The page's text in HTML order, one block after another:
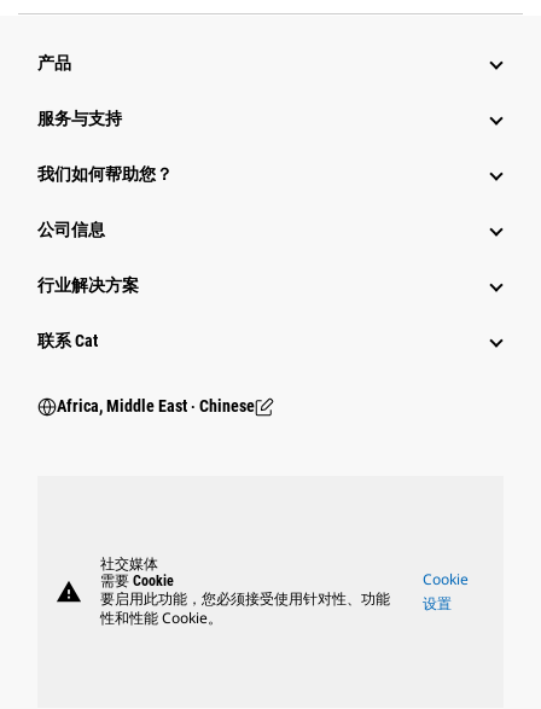
产品
服务与支持
我们如何帮助您？
公司信息
行业解决方案
行业
联系 Cat
Africa, Middle East ‧ Chinese
warning
社交媒体
需要 Cookie
要启用此功能，您必须接受使用针对性、功能
性和性能 Cookie。
Cookie
设置